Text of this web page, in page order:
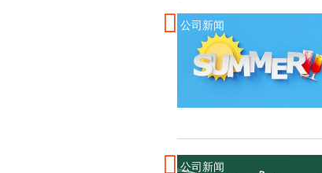
公司新闻
公司新闻